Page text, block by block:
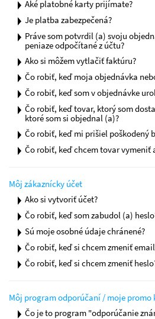
Aké platobné karty prijímate?
Je platba zabezpečená?
Práve som potvrdil (a) svoju
peniaze odpočítané z účtu?
Ako si môžem vytlačiť faktúru?
Čo robiť, keď moja objednávka
Čo robiť, keď som v objednávke
Čo robiť, keď tovar, ktorý som
ktoré som si objednal (a)?
Čo robiť, keď mi prišiel poškodený
Čo robiť, keď chcem tovar vymeniť
môj zákaznícky účet
Ako si vytvoriť účet?
Čo robiť, keď som zabudol (a)
Sú moje osobné údaje chránené?
Čo robiť, keď si chcem zmeniť
Čo robiť, keď si chcem zmeniť
môj program odporúčaní / moje promo
Čo je to program "odporúčanie